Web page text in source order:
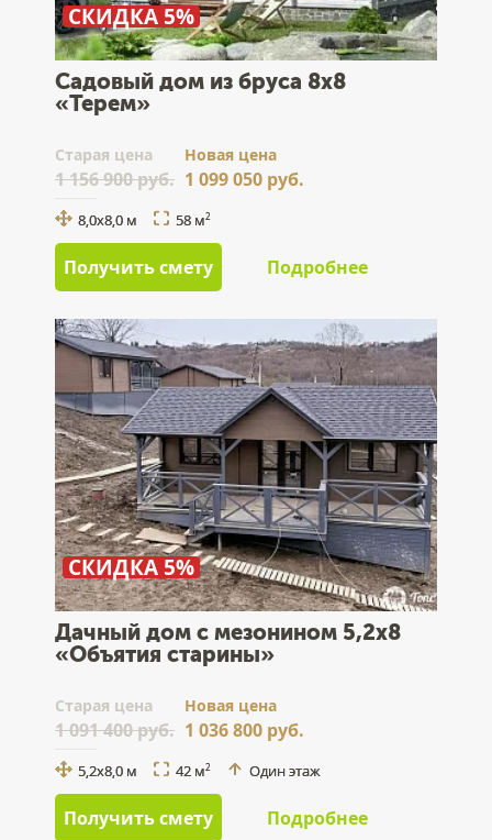
СКИДКА 5%
Садовый дом из бруса 8x8
«Терем»
Cтарая цена
1 156 900 руб.
Новая цена
1 099 050 руб.
8,0x8,0 м 58 м2
Получить смету Подробнее
СКИДКА 5%
Дачный дом с мезонином 5,2x8
«Объятия старины»
Cтарая цена
1 091 400 руб.
Новая цена
1 036 800 руб.
5,2x8,0 м 42 м2 Один этаж
Получить смету Подробнее